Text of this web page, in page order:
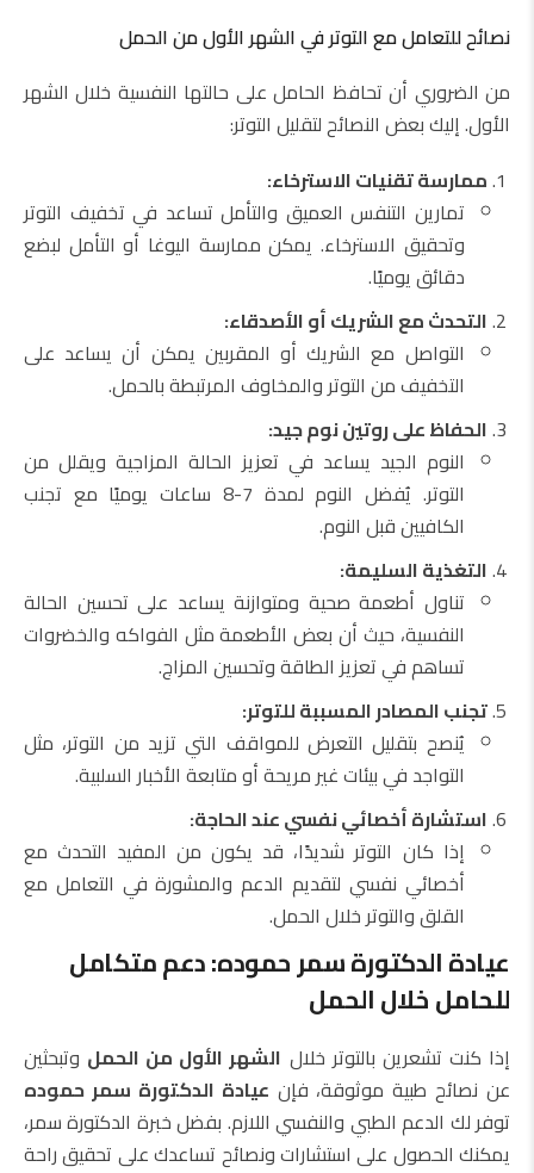
نصائح للتعامل مع التوتر في الشهر الأول من الحمل
من الضروري أن تحافظ الحامل على حالتها النفسية خلال الشهر
الأول. إليك بعض النصائح لتقليل التوتر:
ممارسة تقنيات الاسترخاء:
تمارين التنفس العميق والتأمل تساعد في تخفيف التوتر
وتحقيق الاسترخاء. يمكن ممارسة اليوغا أو التأمل لبضع
دقائق يوميًا.
التحدث مع الشريك أو الأصدقاء:
التواصل مع الشريك أو المقربين يمكن أن يساعد على
التخفيف من التوتر والمخاوف المرتبطة بالحمل.
الحفاظ على روتين نوم جيد:
النوم الجيد يساعد في تعزيز الحالة المزاجية ويقلل من
التوتر. يُفضل النوم لمدة 7-8 ساعات يوميًا مع تجنب
الكافيين قبل النوم.
التغذية السليمة:
تناول أطعمة صحية ومتوازنة يساعد على تحسين الحالة
النفسية، حيث أن بعض الأطعمة مثل الفواكه والخضروات
تساهم في تعزيز الطاقة وتحسين المزاج.
تجنب المصادر المسببة للتوتر:
يُنصح بتقليل التعرض للمواقف التي تزيد من التوتر، مثل
التواجد في بيئات غير مريحة أو متابعة الأخبار السلبية.
استشارة أخصائي نفسي عند الحاجة:
إذا كان التوتر شديدًا، قد يكون من المفيد التحدث مع
أخصائي نفسي لتقديم الدعم والمشورة في التعامل مع
القلق والتوتر خلال الحمل.
عيادة الدكتورة سمر حموده: دعم متكامل
للحامل خلال الحمل
إذا كنت تشعرين بالتوتر خلال الشهر الأول من الحمل وتبحثين
عن نصائح طبية موثوقة، فإن عيادة الدكتورة سمر حموده
توفر لك الدعم الطبي والنفسي اللازم. بفضل خبرة الدكتورة سمر،
يمكنك الحصول على استشارات ونصائح تساعدك على تحقيق راحة